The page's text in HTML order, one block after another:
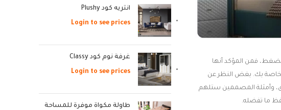
فمن المؤكد أنها
الخاصة بك. بغض النظر عن
وأمثلة المصممين ستلهم
ما تفضله.
انتريه كود Plushy
Login to see prices
غرفة نوم كود Classy
Login to see prices
طاولة مكواة موفرة للمساحة